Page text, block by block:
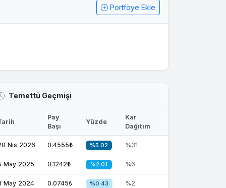
Portföye Ekle
Temettü Geçmişi
Pay
Başı
Yüzde
Kar
Dağıtım
Nis 2026 0.4555₺ %5.02 %31
May 2025 0.1242₺ %2.01 %6
May 2024 0.0745₺ %0.43 %2